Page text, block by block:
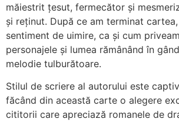
măiestrit țesut, fermecător și
și reținut. După ce am terminat
sentiment de uimire, ca și cum
personajele și lumea rămânând în
melodie tulburătoare.
Stilul de scriere al autorului este
făcând din această carte o alegere
cititorii care apreciază romanele de